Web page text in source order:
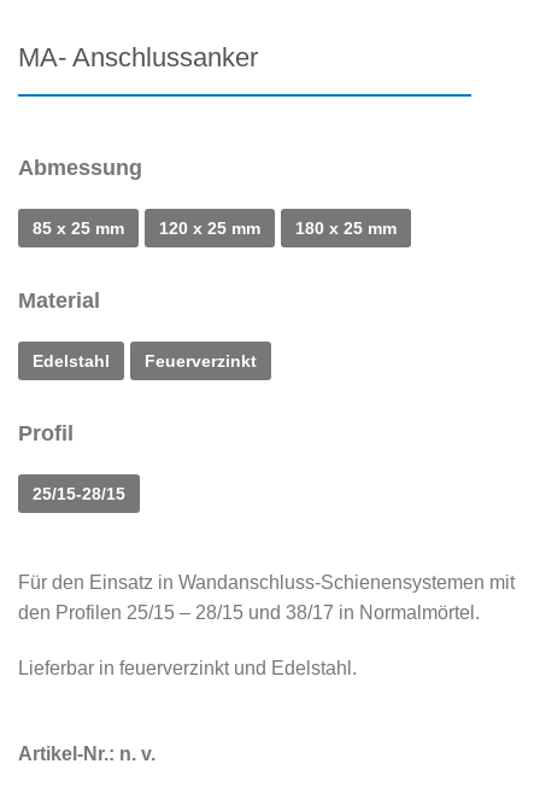
MA- Anschlussanker
Abmessung
85 x 25 mm 120 x 25 mm 180 x 25 mm
Material
Edelstahl Feuerverzinkt
Profil
25/15-28/15
Für den Einsatz in Wandanschluss-Schienensystemen mit
den Profilen 25/15 – 28/15 und 38/17 in Normalmörtel.
Lieferbar in feuerverzinkt und Edelstahl.
Artikel-Nr.: n. v.